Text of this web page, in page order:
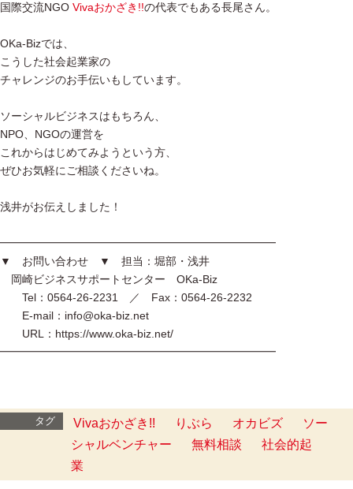
国際交流NGO Vivaおかざき!!の代表でもある長尾さん。
OKa-Bizでは、
こうした社会起業家の
チャレンジのお手伝いもしています。
ソーシャルビジネスはもちろん、
NPO、NGOの運営を
これからはじめてみようという方、
ぜひお気軽にご相談くださいね。
浅井がお伝えしました！
━━━━━━━━━━━━━━━━━━━━━━━━━
▼ お問い合わせ ▼ 担当：堀部・浅井
岡崎ビジネスサポートセンター OKa-Biz
Tel：0564-26-2231 ／ Fax：0564-26-2232
E-mail：info@oka-biz.net
URL：https://www.oka-biz.net/
━━━━━━━━━━━━━━━━━━━━━━━━━
タグ Vivaおかざき!! りぶら オカビズ
ソー
シャルベンチャー
無料相談
社会的起
業